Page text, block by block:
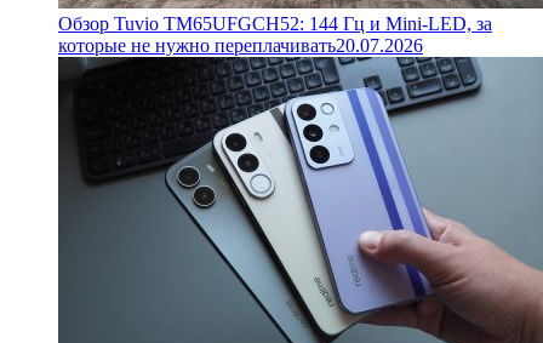
Обзор Tuvio TM65UFGCH52: 144 Гц и Mini-LED, за
которые не нужно переплачивать20.07.2026